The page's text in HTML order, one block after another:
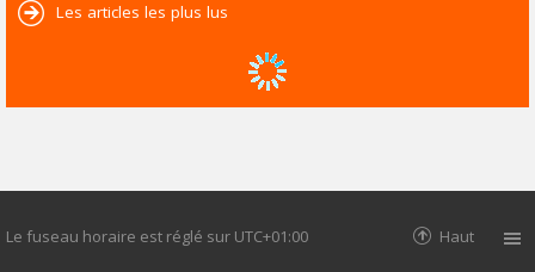
Les articles les plus lus
Le fuseau horaire est réglé sur UTC+01:00 Haut